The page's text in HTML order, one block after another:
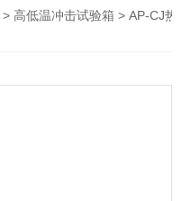
>高低温冲击试验箱 > AP-CJ热